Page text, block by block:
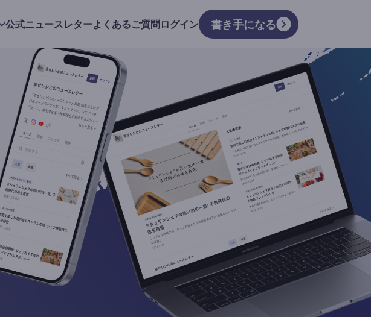
公式ニュースレターよくあるご質問ログイン 書き手になる